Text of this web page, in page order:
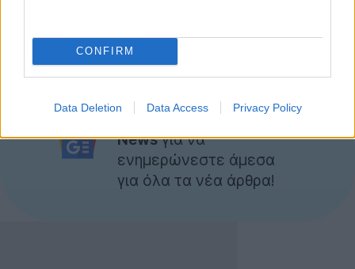
CONFIRM
Data Deletion Data Access Privacy Policy
Ακολουθήστε το
Techgear.gr στο Google
Newsγια να
ενημερώνεστε άμεσα
για όλα τα νέα άρθρα!